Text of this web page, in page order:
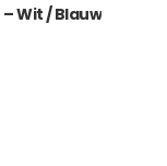
Wit / Blauw